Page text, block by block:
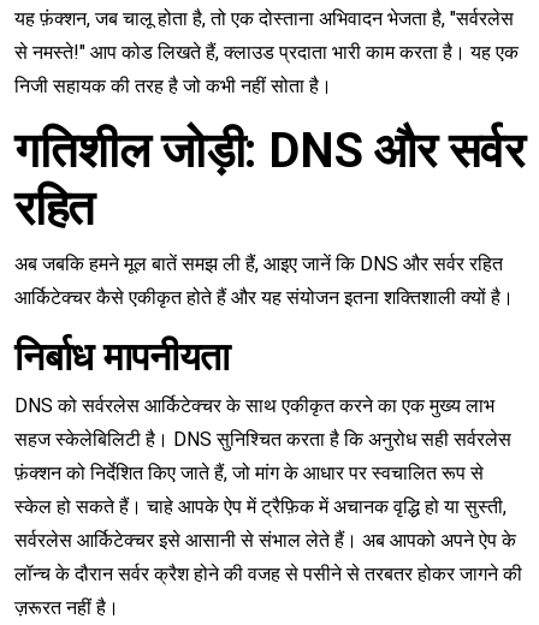
यह फ़ंक्शन, जब चालू होता है, तो एक दोस्ताना अभिवादन भेजता है, "सर्वरलेस
से नमस्ते!" आप कोड लिखते हैं, क्लाउड प्रदाता भारी काम करता है। यह एक
निजी सहायक की तरह है जो कभी नहीं सोता है।
गतिशील जोड़ी: DNS और सर्वर
रहित
अब जबकि हमने मूल बातें समझ ली हैं, आइए जानें कि DNS और सर्वर रहित
आर्किटेक्चर कैसे एकीकृत होते हैं और यह संयोजन इतना शक्तिशाली क्यों है।
निर्बाध मापनीयता
DNS को सर्वरलेस आर्किटेक्चर के साथ एकीकृत करने का एक मुख्य लाभ
सहज स्केलेबिलिटी है। DNS सुनिश्चित करता है कि अनुरोध सही सर्वरलेस
फ़ंक्शन को निर्देशित किए जाते हैं, जो मांग के आधार पर स्वचालित रूप से
स्केल हो सकते हैं। चाहे आपके ऐप में ट्रैफ़िक में अचानक वृद्धि हो या सुस्ती,
सर्वरलेस आर्किटेक्चर इसे आसानी से संभाल लेते हैं। अब आपको अपने ऐप के
लॉन्च के दौरान सर्वर क्रैश होने की वजह से पसीने से तरबतर होकर जागने की
ज़रूरत नहीं है।